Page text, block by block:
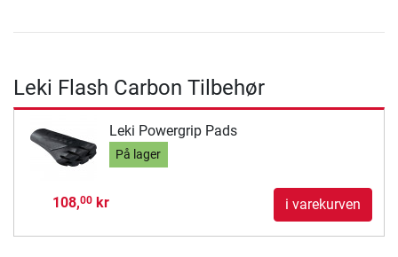
Leki Flash Carbon Tilbehør
Leki Powergrip Pads
På lager
108,00kr i varekurven